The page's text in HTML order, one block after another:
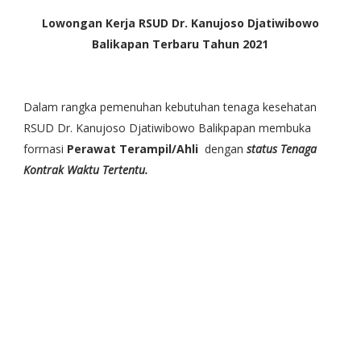
Lowongan Kerja RSUD Dr. Kanujoso Djatiwibowo
Balikapan Terbaru Tahun 2021
Dalam rangka pemenuhan kebutuhan tenaga kesehatan
RSUD Dr. Kanujoso Djatiwibowo Balikpapan membuka
forrnasi Perawat Terampil/Ahli dengan status Tenaga
Kontrak Waktu Tertentu.